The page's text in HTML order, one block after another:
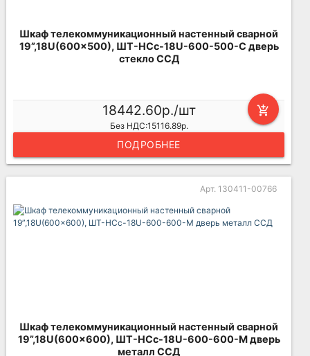
Шкаф телекоммуникационный настенный сварной
19”,18U(600x500), ШТ-НСс-18U-600-500-С дверь
стекло ССД
add_shopping_cart
18442.60р./шт
Без НДС:15116.89р.
ПОДРОБНЕЕ
Арт. 130411-00766
Шкаф телекоммуникационный настенный сварной
19”,18U(600x600), ШТ-НСс-18U-600-600-М дверь
металл ССД